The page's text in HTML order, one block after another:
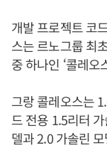
개발 프로젝트 코
스는 르노그룹 최
중 하나인 ‘콜레오
그랑 콜레오스는
드 전용 1.5리터
델과 2.0 가솔린